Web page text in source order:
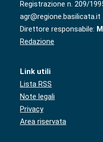
Registrazione n. 209/
agr@regione.basilicata.it
Direttore responsabile:
Redazione
Link utili
Lista RSS
Note legali
Privacy
Area riservata